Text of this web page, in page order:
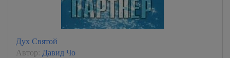
Дух Святой
Автор: Давид Чо